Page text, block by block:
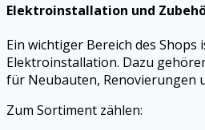
Elektroinstallation und
Ein wichtiger Bereich des Shops
Elektroinstallation. Dazu
für Neubauten, Renovierungen
Zum Sortiment zählen: